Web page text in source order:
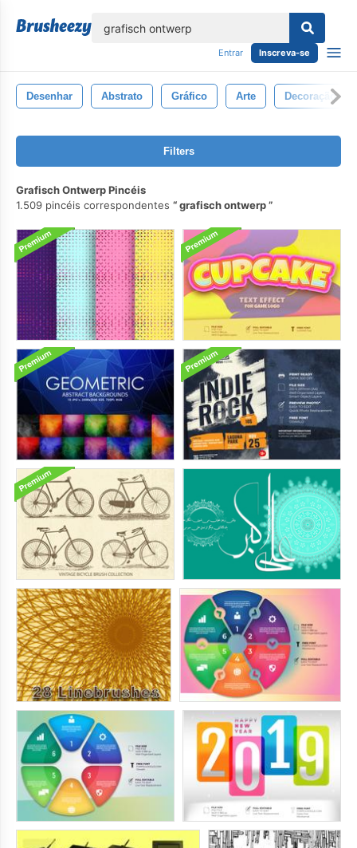
Entrar Inscreva-se
Desenhar Abstrato Gráfico Arte Decoração
Filters
Grafisch Ontwerp Pincéis
1.509 pincéis correspondentes
grafisch ontwerp